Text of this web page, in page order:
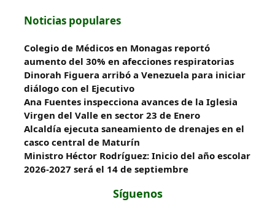
Noticias populares
Colegio de Médicos en Monagas reportó
aumento del 30% en afecciones respiratorias
Dinorah Figuera arribó a Venezuela para iniciar
diálogo con el Ejecutivo
Ana Fuentes inspecciona avances de la Iglesia
Virgen del Valle en sector 23 de Enero
Alcaldía ejecuta saneamiento de drenajes en el
casco central de Maturín
Ministro Héctor Rodríguez: Inicio del año escolar
2026-2027 será el 14 de septiembre
Síguenos